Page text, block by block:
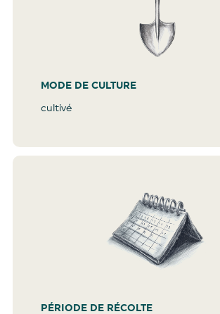
MODE DE CULTURE
cultivé
PÉRIODE DE RÉCOLTE